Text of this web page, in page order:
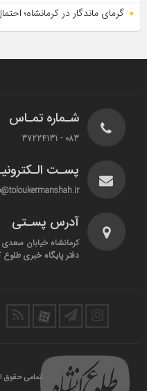
گرمای ماندگار در کرمانشاه؛
شـماره تمـاس
083 - 37224131
پسـت
آدرس پسـتی
دفتر پایگاه خبری طلوع
تمامی حقوق